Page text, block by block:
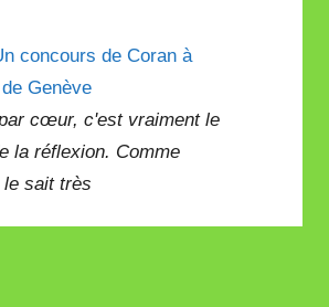
concours de Coran à
Genève
cœur, c'est vraiment le
la réflexion. Comme
sait très